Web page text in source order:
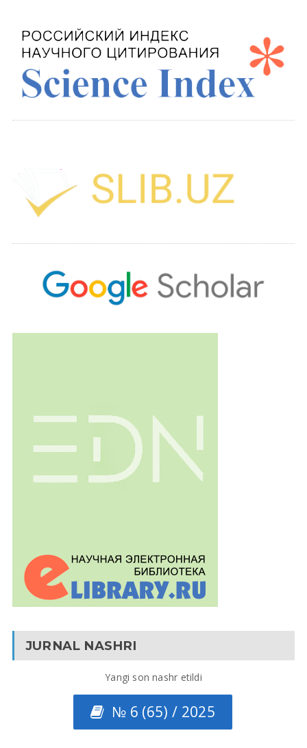
JURNAL NASHRI
Yangi son nashr etildi
№ 6 (65) / 2025